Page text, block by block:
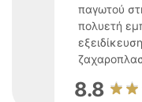
παγωτού
πολυετή
8.8